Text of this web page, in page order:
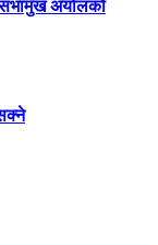
अर्यालको